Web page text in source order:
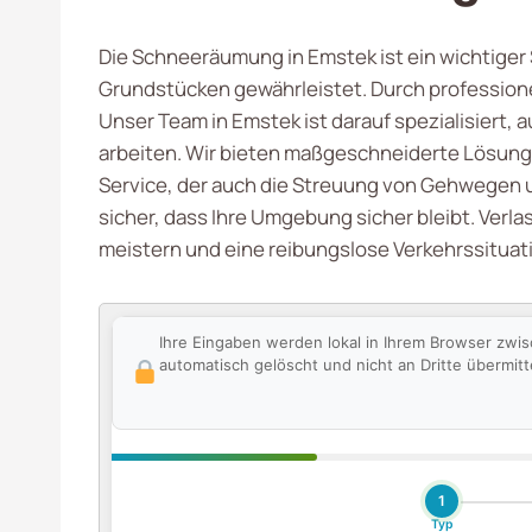
Die Schneeräumung in Emstek ist ein
Grundstücken gewährleistet. Durch
Unser Team in Emstek ist darauf
arbeiten. Wir bieten maßgeschneiderte
Service, der auch die Streuung von
sicher, dass Ihre Umgebung sicher bleibt.
meistern und eine reibungslose
Ihre Eingaben werden lokal in Ihrem Browser
automatisch gelöscht und nicht an Dritte
1
Typ